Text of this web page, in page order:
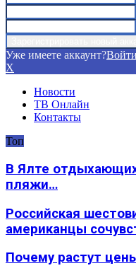
Уже имеете аккаунт?Войти
X
Новости
ТВ Онлайн
Контакты
Топ
В Ялте отдыхающих
пляжи…
Российская
американцы
Почему растут